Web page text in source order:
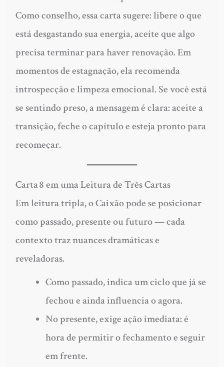
Como conselho, essa carta sugere: libere o que
está desgastando sua energia, aceite que algo
precisa terminar para haver renovação. Em
momentos de estagnação, ela recomenda
introspecção e limpeza emocional. Se você está
se sentindo preso, a mensagem é clara: aceite a
transição, feche o capítulo e esteja pronto para
recomeçar.
Carta 8 em uma Leitura de Três Cartas
Em leitura tripla, o Caixão pode se posicionar
como passado, presente ou futuro — cada
contexto traz nuances dramáticas e
reveladoras.
Como passado, indica um ciclo que já se
fechou e ainda influencia o agora.
No presente, exige ação imediata: é
hora de permitir o fechamento e seguir
em frente.